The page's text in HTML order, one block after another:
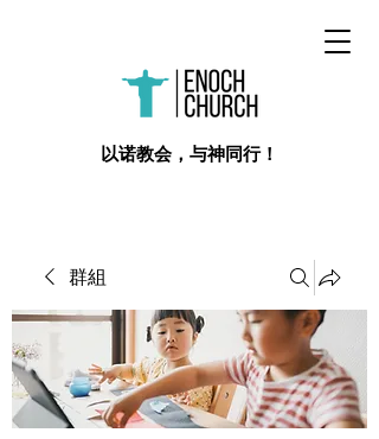
​以诺教会，与神同行！
群組